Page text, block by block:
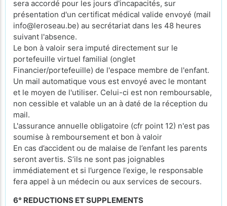
sera accordé pour les jours d'incapacités, sur
présentation d'un certificat médical valide envoyé (mail
info@leroseau.be) au secrétariat dans les 48 heures
suivant l'absence.
Le bon à valoir sera imputé directement sur le
portefeuille virtuel familial (onglet
Financier/portefeuille) de l'espace membre de l'enfant.
Un mail automatique vous est envoyé avec le montant
et le moyen de l'utiliser. Celui-ci est non remboursable,
non cessible et valable un an à daté de la réception du
mail.
L'assurance annuelle obligatoire (cfr point 12) n'est pas
soumise à remboursement et bon à valoir
En cas d’accident ou de malaise de l’enfant les parents
seront avertis. S’ils ne sont pas joignables
immédiatement et si l’urgence l’exige, le responsable
fera appel à un médecin ou aux services de secours.
6° REDUCTIONS ET SUPPLEMENTS